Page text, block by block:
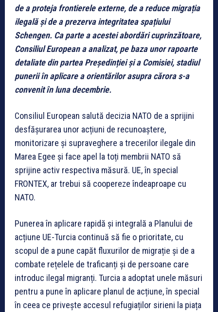
de a proteja frontierele externe, de a reduce migrația
ilegală și de a prezerva integritatea spațiului
Schengen. Ca parte a acestei abordări cuprinzătoare,
Consiliul European a analizat, pe baza unor rapoarte
detaliate din partea Președinției și a Comisiei, stadiul
punerii în aplicare a orientărilor asupra cărora s-a
convenit în luna decembrie.
Consiliul European salută decizia NATO de a sprijini
desfășurarea unor acțiuni de recunoaștere,
monitorizare și supraveghere a trecerilor ilegale din
Marea Egee și face apel la toți membrii NATO să
sprijine activ respectiva măsură. UE, în special
FRONTEX, ar trebui să coopereze îndeaproape cu
NATO.
Punerea în aplicare rapidă și integrală a Planului de
acțiune UE-Turcia continuă să fie o prioritate, cu
scopul de a pune capăt fluxurilor de migrație și de a
combate rețelele de traficanți și de persoane care
introduc ilegal migranți. Turcia a adoptat unele măsuri
pentru a pune în aplicare planul de acțiune, în special
în ceea ce privește accesul refugiaților sirieni la piața